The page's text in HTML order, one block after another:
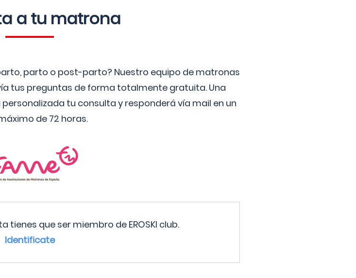
a tu matrona
parto o post-parto? Nuestro equipo de matronas
tus preguntas de forma totalmente gratuita. Una
tu consulta y responderá vía mail en un
de 72 horas.
tienes que ser miembro de EROSKI club.
Identificate